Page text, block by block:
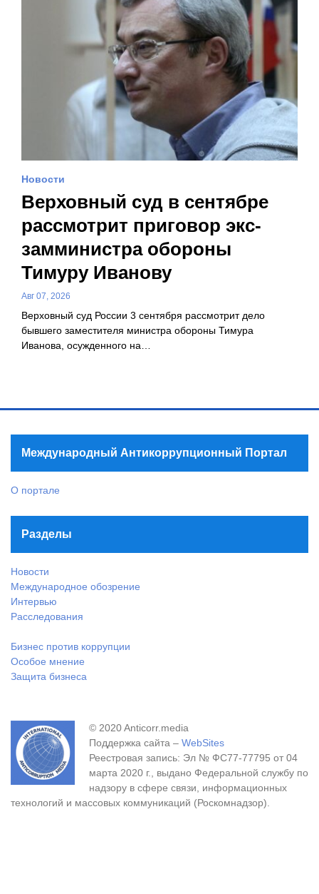
Новости
Верховный суд в сентябре
рассмотрит приговор экс-
замминистра обороны
Тимуру Иванову
Авг 07, 2026
Верховный суд России 3 сентября рассмотрит дело
бывшего заместителя министра обороны Тимура
Иванова, осужденного на…
Международный Антикоррупционный Портал
О портале
Разделы
Новости
Международное обозрение
Интервью
Расследования
Бизнес против коррупции
Особое мнение
Защита бизнеса
© 2020 Anticorr.media
Поддержка сайта – WebSites
Реестровая запись: Эл № ФС77-77795 от 04
марта 2020 г., выдано Федеральной службу по
надзору в сфере связи, информационных
технологий и массовых коммуникаций (Роскомнадзор).